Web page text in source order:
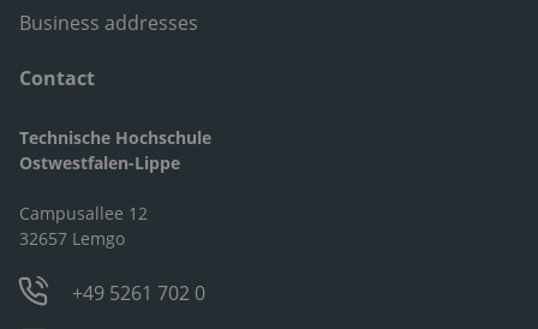
Business addresses
Contact
Technische Hochschule
Ostwestfalen-Lippe
Campusallee 12
32657 Lemgo
+49 5261 702 0